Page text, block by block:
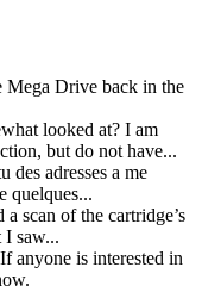
Mega Drive back in the
looked at? I am
, but do not have...
des adresses a me
quelques...
scan of the cartridge’s
I saw...
anyone is interested in